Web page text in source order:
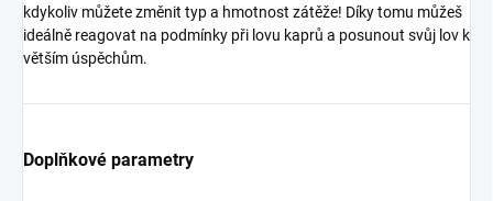
kdykoliv můžete změnit typ a hmotnost zátěže! Díky tomu můžeš
ideálně reagovat na podmínky při lovu kaprů a posunout svůj lov k
větším úspěchům.
Doplňkové parametry